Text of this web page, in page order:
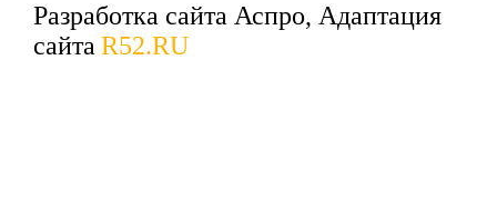
Разработка сайта Аспро, Адаптация
сайта R52.RU